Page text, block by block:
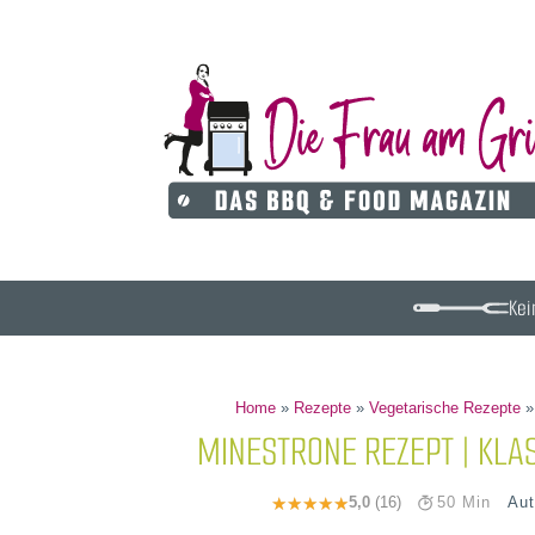
Home » Rezepte »Vegetarische Rezepte
MINESTRONE REZEPT |
5,0 (16) 50 Min